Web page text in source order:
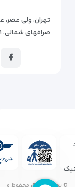
صرافهای شمالی، ۱۹ شمالی پ ۲۱
© تمامی حقوق محفوظ و